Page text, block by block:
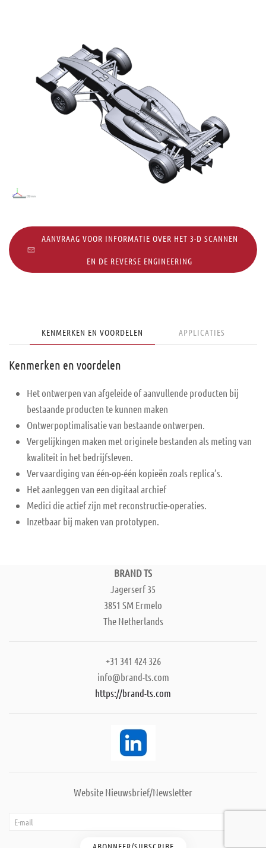
AANVRAAG VOOR INFORMATIE OVER HET 3-D SCANNEN
EN DE REVERSE ENGINEERING
KENMERKEN EN VOORDELEN APPLICATIES
Kenmerken en voordelen
Het ontwerpen van afgeleide of aanvullende producten bij
bestaande producten te kunnen maken
Ontwerpoptimalisatie van bestaande ontwerpen.
Vergelijkingen maken met originele bestanden als meting van
kwaliteit in het bedrijfsleven.
Vervaardiging van één-op-één kopieën zoals replica’s.
Het aanleggen van een digitaal archief
Medici die actief zijn met reconstructie-operaties.
Inzetbaar bij maken van prototypen.
BRAND TS
Jagerserf 35
3851 SM Ermelo
The Netherlands
+31 341 424 326
info@brand-ts.com
https://brand-ts.com
Website Nieuwsbrief/Newsletter